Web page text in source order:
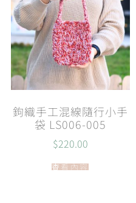
鉤織手工混線隨行小手
袋 LS006-005
$220.00
查看內容